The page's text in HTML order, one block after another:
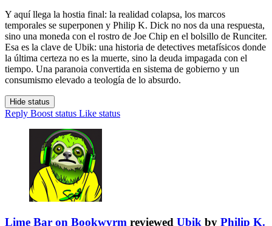
Y aquí llega la hostia final: la realidad colapsa, los marcos
temporales se superponen y Philip K. Dick no nos da una respuesta,
sino una moneda con el rostro de Joe Chip en el bolsillo de Runciter.
Esa es la clave de Ubik: una historia de detectives metafísicos donde
la última certeza no es la muerte, sino la deuda impagada con el
tiempo. Una paranoia convertida en sistema de gobierno y un
consumismo elevado a teología de lo absurdo.
Hide status
Reply Boost status Like status
Lime Bar on Bookwyrm reviewed Ubik by Philip K.